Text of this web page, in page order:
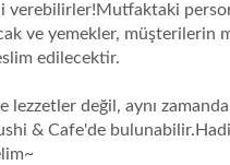
verebilirler!Mutfaktaki
ve yemekler, müşterilerin
edilecektir.
lezzetler değil, aynı
& Cafe'de